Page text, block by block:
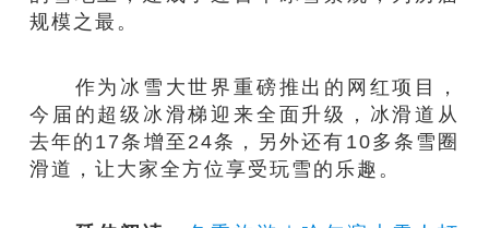
规模之最。
作为冰雪大世界重磅推出的网红项目，
今届的超级冰滑梯迎来全面升级，冰滑道从
去年的17条增至24条，另外还有10多条雪圈
滑道，让大家全方位享受玩雪的乐趣。